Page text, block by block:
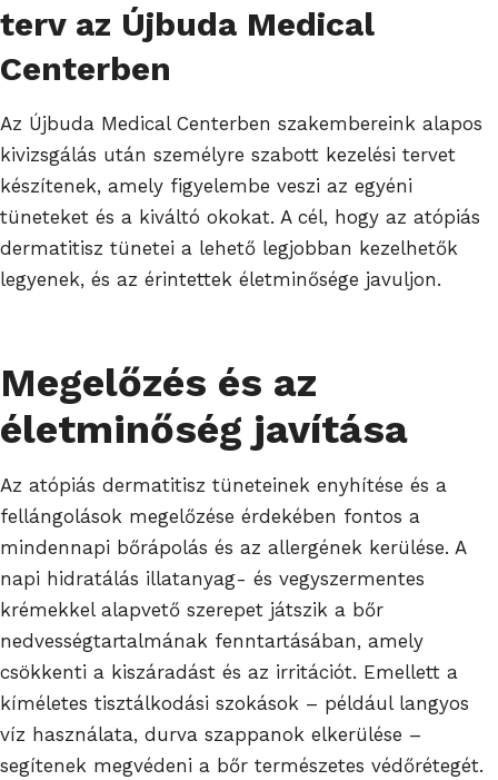
terv az Újbuda Medical
Centerben
Az Újbuda Medical Centerben szakembereink alapos
kivizsgálás után személyre szabott kezelési tervet
készítenek, amely figyelembe veszi az egyéni
tüneteket és a kiváltó okokat. A cél, hogy az atópiás
dermatitisz tünetei a lehető legjobban kezelhetők
legyenek, és az érintettek életminősége javuljon.
Megelőzés és az
életminőség javítása
Az atópiás dermatitisz tüneteinek enyhítése és a
fellángolások megelőzése érdekében fontos a
mindennapi bőrápolás és az allergének kerülése. A
napi hidratálás illatanyag- és vegyszermentes
krémekkel alapvető szerepet játszik a bőr
nedvességtartalmának fenntartásában, amely
csökkenti a kiszáradást és az irritációt. Emellett a
kíméletes tisztálkodási szokások – például langyos
víz használata, durva szappanok elkerülése –
segítenek megvédeni a bőr természetes védőrétegét.